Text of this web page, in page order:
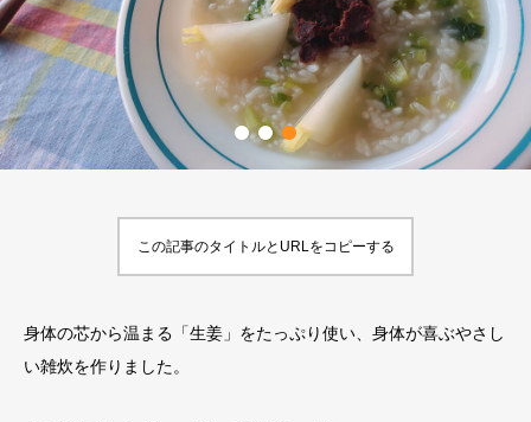
この記事のタイトルとURLをコピーする
身体の芯から温まる「生姜」をたっぷり使い、身体が喜ぶやさし
い雑炊を作りました。